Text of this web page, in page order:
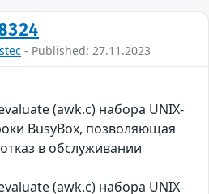
- Published: 27.11.2023
(awk.c) набора UNIX-
BusyBox, позволяющая
в обслуживании
(awk.c) набора UNIX-